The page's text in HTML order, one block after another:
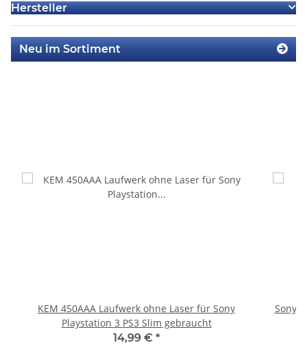
Hersteller
Neu im Sortiment
KEM 450AAA Laufwerk ohne Laser für Sony
Playstation 3 PS3 Slim gebraucht
14,99 € *
Sony